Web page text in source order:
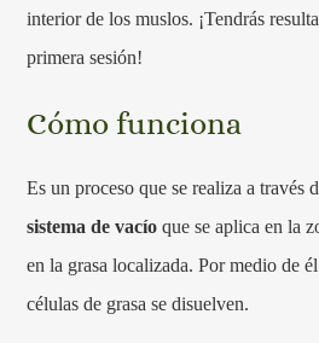
interior de los muslos. ¡Tendrás
primera sesión!
Cómo funciona
Es un proceso que se realiza a través
sistema de vacío que se aplica en la
en la grasa localizada. Por medio de
células de grasa se disuelven.